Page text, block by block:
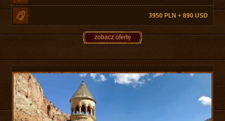
3950 PLN + 890 USD
zobacz ofertę